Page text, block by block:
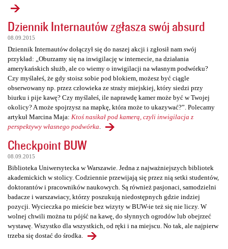
Dziennik Internautów zgłasza swój absurd
08.09.2015
Dziennik Internautów dołączył się do naszej akcji i zgłosił nam swój
przykład: „Oburzamy się na inwigilację w internecie, na działania
amerykańskich służb, ale co wiemy o inwigilacji na własnym podwórku?
Czy myślałeś, że gdy stoisz sobie pod blokiem, możesz być ciągle
obserwowany np. przez człowieka ze straży miejskiej, który siedzi przy
biurku i pije kawę? Czy myślałeś, ile naprawdę kamer może być w Twojej
okolicy? A może spojrzysz na mapkę, która może to ukazywać?”. Polecamy
artykuł Marcina Maja: Ktoś nasikał pod kamerą, czyli inwigilacja z
perspektywy własnego podwórka
Checkpoint BUW
08.09.2015
Biblioteka Uniwersytecka w Warszawie. Jedna z najważniejszych bibliotek
akademickich w stolicy. Codziennie przewijają się przez nią setki studentów,
doktorantów i pracowników naukowych. Są również pasjonaci, samodzielni
badacze i warszawiacy, którzy poszukują niedostępnych gdzie indziej
pozycji. Wycieczka po mieście bez wizyty w BUW-ie też się nie liczy. W
wolnej chwili można tu pójść na kawę, do słynnych ogrodów lub obejrzeć
wystawę. Wszystko dla wszystkich, od ręki i na miejscu. No tak, ale najpierw
trzeba się dostać do środka.